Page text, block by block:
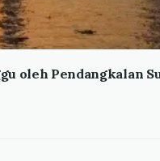
oleh Pendangkalan